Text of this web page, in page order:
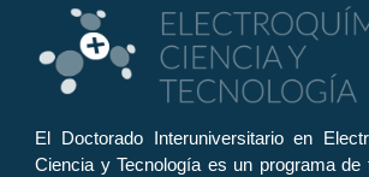
El Doctorado Interuniversitario en
Ciencia y Tecnología es un programa de